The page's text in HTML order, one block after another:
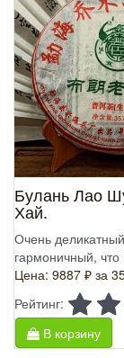
Булань Лао
Хай.
Очень
гармоничный,
Цена: 9887 ₽ за
Рейтинг:
В корзину